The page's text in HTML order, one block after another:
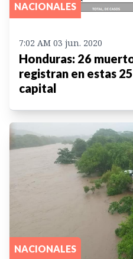
NACIONALES
7:02 AM 03 jun. 2020
Honduras: 26
registran en estas
capital
NACIONALES